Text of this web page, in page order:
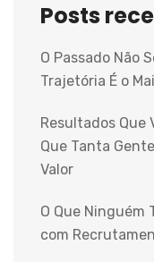
Posts
O Passado Não
Trajetória É o
Resultados Que
Que Tanta
Valor
O Que Ninguém
com